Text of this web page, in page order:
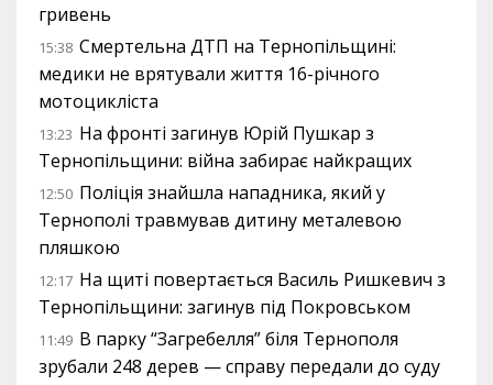
гривень
15:38 Смертельна ДТП на Тернопільщині:
медики не врятували життя 16-річного
мотоцикліста
13:23 На фронті загинув Юрій Пушкар з
Тернопільщини: війна забирає найкращих
12:50 Поліція знайшла нападника, який у
Тернополі травмував дитину металевою
пляшкою
12:17 На щиті повертається Василь Ришкевич з
Тернопільщини: загинув під Покровськом
11:49 В парку “Загребелля” біля Тернополя
зрубали 248 дерев — справу передали до суду